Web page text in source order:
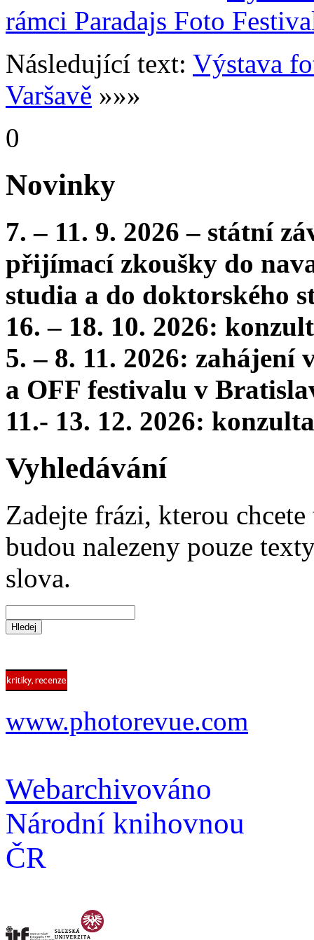
rámci Paradajs Foto
Následující text: Výstava
Varšavě »»»
0
Novinky
7. – 11. 9. 2026 – státní
přijímací zkoušky do
studia a do doktorského
16. – 18. 10. 2026:
5. – 8. 11. 2026:
a OFF festivalu v
11.- 13. 12. 2026:
Vyhledávání
Zadejte frázi, kterou
budou nalezeny pouze
slova.
www.photorevue.com
Webarchivováno
Národní knihovnou
ČR